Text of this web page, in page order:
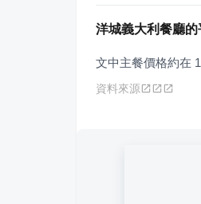
洋城義大利餐廳
文中主餐價格約在
資料來源